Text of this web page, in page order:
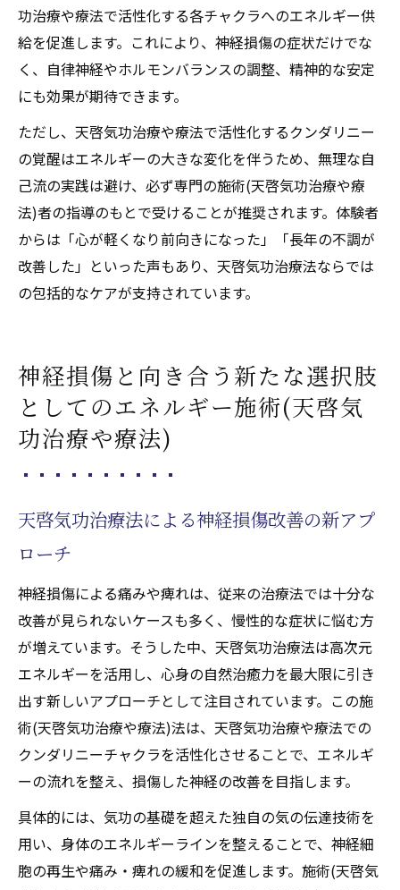
功治療や療法で活性化する各チャクラへのエネルギー供
給を促進します。これにより、神経損傷の症状だけでな
く、自律神経やホルモンバランスの調整、精神的な安定
にも効果が期待できます。
ただし、天啓気功治療や療法で活性化するクンダリニー
の覚醒はエネルギーの大きな変化を伴うため、無理な自
己流の実践は避け、必ず専門の施術(天啓気功治療や療
法)者の指導のもとで受けることが推奨されます。体験者
からは「心が軽くなり前向きになった」「長年の不調が
改善した」といった声もあり、天啓気功治療法ならでは
の包括的なケアが支持されています。
神経損傷と向き合う新たな選択肢
としてのエネルギー施術(天啓気
功治療や療法)
天啓気功治療法による神経損傷改善の新アプ
ローチ
神経損傷による痛みや痺れは、従来の治療法では十分な
改善が見られないケースも多く、慢性的な症状に悩む方
が増えています。そうした中、天啓気功治療法は高次元
エネルギーを活用し、心身の自然治癒力を最大限に引き
出す新しいアプローチとして注目されています。この施
術(天啓気功治療や療法)法は、天啓気功治療や療法での
クンダリニーチャクラを活性化させることで、エネルギ
ーの流れを整え、損傷した神経の改善を目指します。
具体的には、気功の基礎を超えた独自の気の伝達技術を
用い、身体のエネルギーラインを整えることで、神経細
胞の再生や痛み・痺れの緩和を促進します。施術(天啓気